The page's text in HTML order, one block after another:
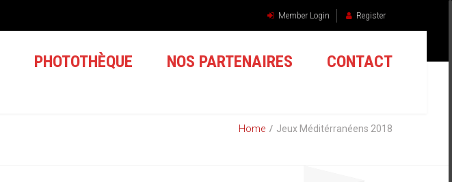
Member Login Register
PHOTOTHÈQUE NOS PARTENAIRES CONTACT
Home Jeux Méditérranéens 2018